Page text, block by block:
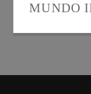
MUNDO